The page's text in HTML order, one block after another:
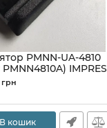
PMNN-UA-4810
IMPRES
для радіостанцій
R7a
грн
В кошик